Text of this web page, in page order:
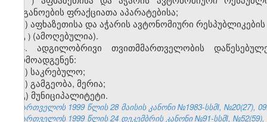
ორგანოების ფრაქციათა აპარატებისა;
ბ) აფხაზეთისა და აჭარის ავტონომიური
გ ) (ამოღებულია).
4. ადგილობრივი თვითმმართველობის
წარმოადგენენ:
ა) საკრებულო;
ბ) გამგეობა, მერია;
გ) მუნიციპალიტეტი.
საქართველოს 1999 წლის 28 მაისის კანონი №1983-სსმI, №20(27),
საქართველოს 1999 წლის 24 დეკემბრის კანონი №91-სსმI, №52(59),